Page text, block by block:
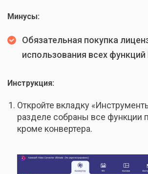
Минусы:
Обязательная покупка
использования всех
Инструкция:
Откройте вкладку
разделе собраны все функции
кроме конвертера.